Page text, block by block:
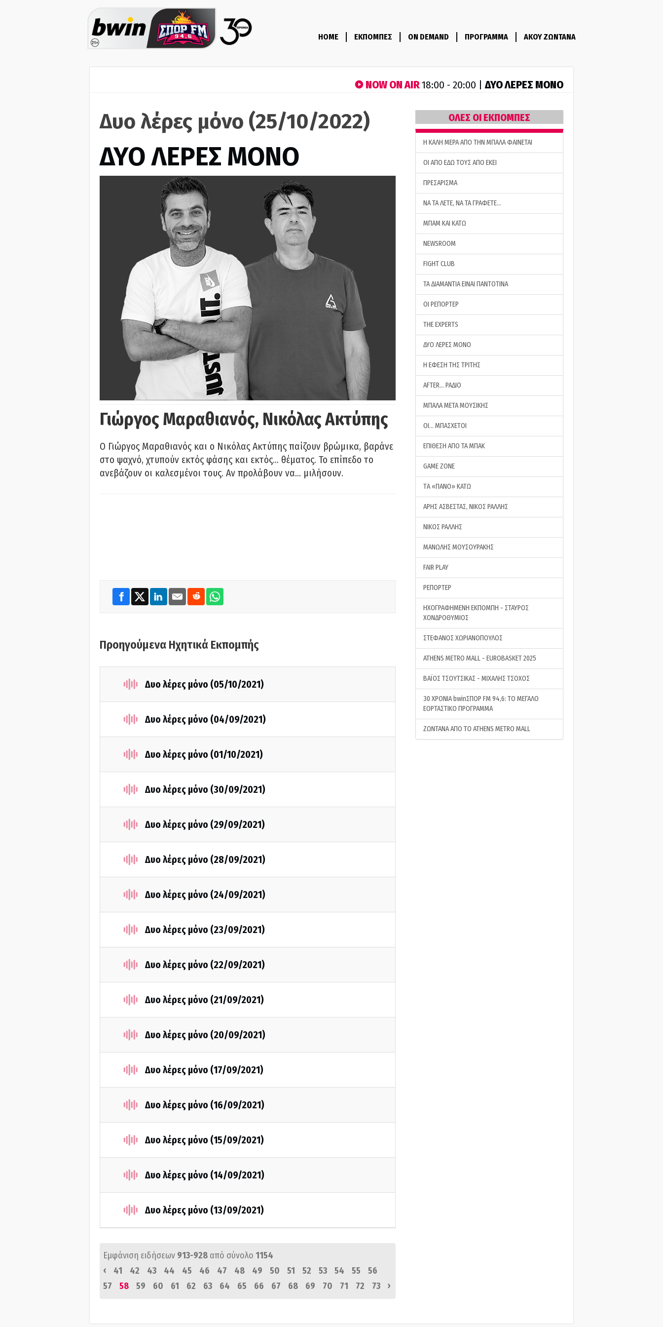
HOME ΕΚΠΟΜΠΕΣ ON DEMAND ΠΡΟΓΡΑΜΜΑ ΑΚΟΥ ΖΩΝΤΑΝΑ
NOW ON AIR18:00 - 20:00 |ΔΥΟ ΛΕΡΕΣ ΜΟΝΟ
Δυο λέρες μόνο (25/10/2022)
ΔΥΟ ΛΕΡΕΣ ΜΟΝΟ
Γιώργος Μαραθιανός, Νικόλας Ακτύπης
Ο Γιώργος Μαραθιανός και ο Νικόλας Ακτύπης παίζουν βρώμικα, βαράνε
στο ψαχνό, χτυπούν εκτός φάσης και εκτός… θέματος. Το επίπεδο το
ανεβάζουν οι καλεσμένοι τους. Αν προλάβουν να… μιλήσουν.
Προηγούμενα Ηχητικά Εκπομπής
Δυο λέρες μόνο (05/10/2021)
Δυο λέρες μόνο (04/09/2021)
Δυο λέρες μόνο (01/10/2021)
Δυο λέρες μόνο (30/09/2021)
Δυο λέρες μόνο (29/09/2021)
Δυο λέρες μόνο (28/09/2021)
Δυο λέρες μόνο (24/09/2021)
Δυο λέρες μόνο (23/09/2021)
Δυο λέρες μόνο (22/09/2021)
Δυο λέρες μόνο (21/09/2021)
Δυο λέρες μόνο (20/09/2021)
Δυο λέρες μόνο (17/09/2021)
Δυο λέρες μόνο (16/09/2021)
Δυο λέρες μόνο (15/09/2021)
Δυο λέρες μόνο (14/09/2021)
Δυο λέρες μόνο (13/09/2021)
Εμφάνιση ειδήσεων 913-928 από σύνολο 1154
‹
41 42 43 44 45 46 47 48 49 50 51 52 53 54 55
56
57
58 59 60 61 62 63 64 65 66 67 68 69 70 71 72 73 ›
ΟΛΕΣ ΟΙ ΕΚΠΟΜΠΕΣ
H ΚΑΛΗ ΜΕΡΑ ΑΠΟ ΤΗΝ ΜΠΑΛΑ ΦΑΙΝΕΤΑΙ
ΟΙ ΑΠΟ ΕΔΩ ΤΟΥΣ ΑΠΟ ΕΚΕΙ
ΠΡΕΣΑΡΙΣΜΑ
ΝΑ ΤΑ ΛΕΤΕ, ΝΑ ΤΑ ΓΡΑΦΕΤΕ…
ΜΠΑΜ ΚΑΙ ΚΑΤΩ
NEWSROOM
FIGHT CLUB
ΤΑ ΔΙΑΜΑΝΤΙΑ ΕΙΝΑΙ ΠΑΝΤΟΤΙΝΑ
ΟΙ ΡΕΠΟΡΤΕΡ
THE EXPERTS
ΔΥΟ ΛΕΡΕΣ ΜΟΝΟ
Η ΕΦΕΣΗ ΤΗΣ ΤΡΙΤΗΣ
AFTER… ΡΑΔΙΟ
ΜΠΑΛΑ ΜΕΤΑ ΜΟΥΣΙΚΗΣ
ΟΙ… ΜΠΑΣΧΕΤΟΙ
ΕΠΙΘΕΣΗ ΑΠΟ ΤΑ ΜΠΑΚ
GAME ZONE
ΤA «ΠΑΝΟ» ΚΑΤΩ
ΑΡΗΣ ΑΣΒΕΣΤΑΣ, ΝΙΚΟΣ ΡΑΛΛΗΣ
ΝΙΚΟΣ ΡΑΛΛΗΣ
ΜΑΝΩΛΗΣ ΜΟΥΣΟΥΡΑΚΗΣ
FAIR PLAY
ΡΕΠΟΡΤΕΡ
ΗΧΟΓΡΑΦΗΜΕΝΗ ΕΚΠΟΜΠΗ - ΣΤΑΥΡΟΣ
ΧΟΝΔΡΟΘΥΜΙΟΣ
ΣΤΕΦΑΝΟΣ ΧΩΡΙΑΝΟΠΟΥΛΟΣ
ATHENS METRO MALL - EUROBASKET 2025
ΒΑΪΟΣ ΤΣΟΥΤΣΙΚΑΣ - ΜΙΧΑΛΗΣ ΤΣΟΧΟΣ
30 ΧΡΟΝΙΑ bwinΣΠΟΡ FM 94,6: ΤΟ ΜΕΓΑΛΟ
ΕΟΡΤΑΣΤΙΚΟ ΠΡΟΓΡΑΜΜΑ
ΖΩΝΤΑΝΑ ΑΠΟ ΤΟ ATHENS METRO MALL